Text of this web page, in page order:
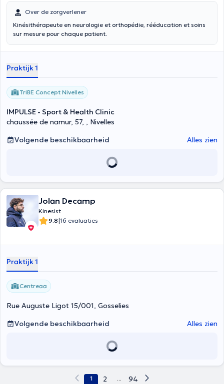
Over de zorgverlener
Kinésithérapeute en neurologie et orthopédie, rééducation et soins
sur mesure pour chaque patient.
Praktijk 1
TriBE Concept Nivelles
IMPULSE - Sport & Health Clinic
chaussée de namur, 57, , Nivelles
Volgende beschikbaarheid
Alles zien
Jolan Decamp
Kinesist
9.8|16 evaluaties
Praktijk 1
Centreaa
Rue Auguste Ligot 15/001, Gosselies
Volgende beschikbaarheid
Alles zien
1 2 ... 94